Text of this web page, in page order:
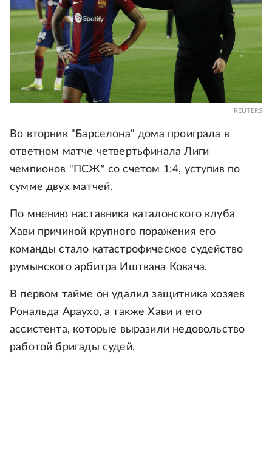
REUTERS
Во вторник "Барселона" дома проиграла в
ответном матче четвертьфинала Лиги
чемпионов "ПСЖ" со счетом 1:4, уступив по
сумме двух матчей.
По мнению наставника каталонского клуба
Хави причиной крупного поражения его
команды стало катастрофическое судейство
румынского арбитра Иштвана Ковача.
В первом тайме он удалил защитника хозяев
Рональда Араухо, а также Хави и его
ассистента, которые выразили недовольство
работой бригады судей.